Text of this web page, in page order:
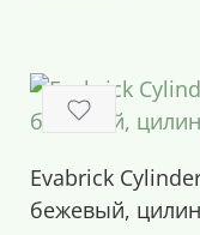
Evabrick
бежевый,